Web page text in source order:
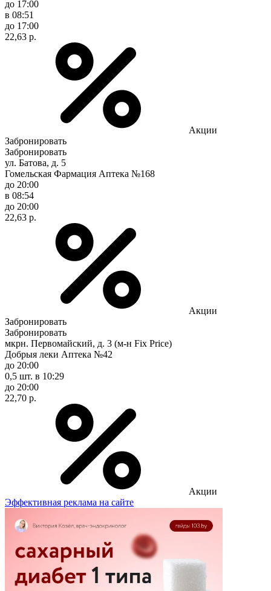
до 17:00
в 08:51
до 17:00
22,63 р.
Акции
Забронировать
Забронировать
ул. Батова, д. 5
Гомельская Фармация Аптека №168
до 20:00
в 08:54
до 20:00
22,63 р.
Акции
Забронировать
Забронировать
мкрн. Первомайский, д. 3 (м-н Fix Рrice)
Добрыя леки Аптека №42
до 20:00
0,5 шт. в 10:29
до 20:00
22,70 р.
Акции
Эффективная реклама на сайте